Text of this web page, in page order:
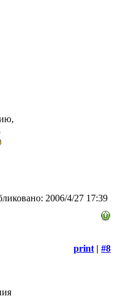
2006/4/27 17:39
print | #8